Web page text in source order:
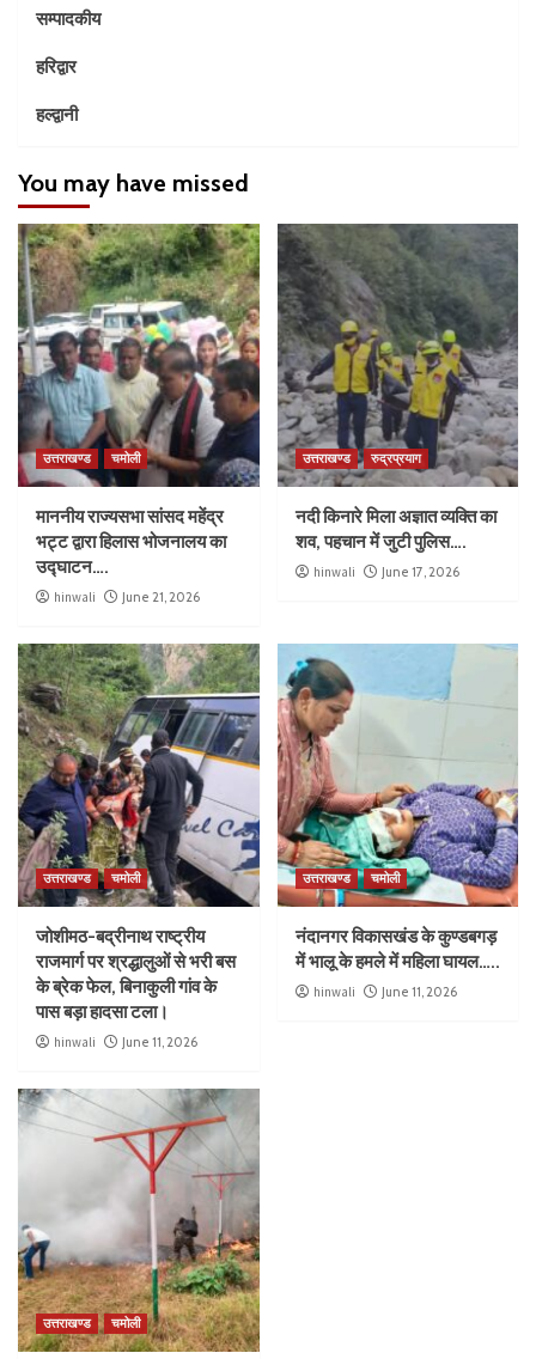
सम्पादकीय
हरिद्वार
हल्द्वानी
You may have missed
उत्तराखण्ड चमोली
माननीय राज्यसभा सांसद महेंद्र
भट्ट द्वारा हिलास भोजनालय का
उद्घाटन….
hinwali June 21, 2026
उत्तराखण्ड रुद्रप्रयाग
नदी किनारे मिला अज्ञात व्यक्ति का
शव, पहचान में जुटी पुलिस….
hinwali June 17, 2026
उत्तराखण्ड चमोली
जोशीमठ-बद्रीनाथ राष्ट्रीय
राजमार्ग पर श्रद्धालुओं से भरी बस
के ब्रेक फेल, बिनाकुली गांव के
पास बड़ा हादसा टला।
hinwali June 11, 2026
उत्तराखण्ड चमोली
नंदानगर विकासखंड के कुण्डबगड़
में भालू के हमले में महिला घायल…..
hinwali June 11, 2026
उत्तराखण्ड चमोली